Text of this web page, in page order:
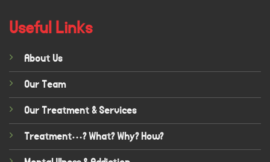
Useful Links
About Us
Our Team
Our Treatment & Services
Treatment…? What? Why? How?